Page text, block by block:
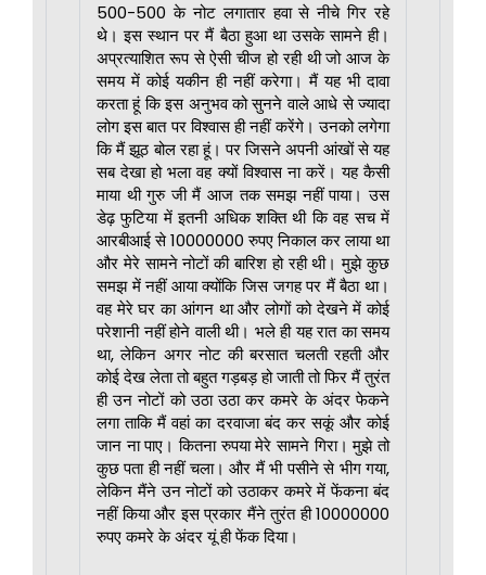
500-500 के नोट लगातार हवा से नीचे गिर रहे
थे। इस स्थान पर मैं बैठा हुआ था उसके सामने ही।
अप्रत्याशित रूप से ऐसी चीज हो रही थी जो आज के
समय में कोई यकीन ही नहीं करेगा। मैं यह भी दावा
करता हूं कि इस अनुभव को सुनने वाले आधे से ज्यादा
लोग इस बात पर विश्वास ही नहीं करेंगे। उनको लगेगा
कि मैं झूठ बोल रहा हूं। पर जिसने अपनी आंखों से यह
सब देखा हो भला वह क्यों विश्वास ना करें। यह कैसी
माया थी गुरु जी मैं आज तक समझ नहीं पाया। उस
डेढ़ फुटिया में इतनी अधिक शक्ति थी कि वह सच में
आरबीआई से 10000000 रुपए निकाल कर लाया था
और मेरे सामने नोटों की बारिश हो रही थी। मुझे कुछ
समझ में नहीं आया क्योंकि जिस जगह पर मैं बैठा था।
वह मेरे घर का आंगन था और लोगों को देखने में कोई
परेशानी नहीं होने वाली थी। भले ही यह रात का समय
था, लेकिन अगर नोट की बरसात चलती रहती और
कोई देख लेता तो बहुत गड़बड़ हो जाती तो फिर मैं तुरंत
ही उन नोटों को उठा उठा कर कमरे के अंदर फेकने
लगा ताकि मैं वहां का दरवाजा बंद कर सकूं और कोई
जान ना पाए। कितना रुपया मेरे सामने गिरा। मुझे तो
कुछ पता ही नहीं चला। और मैं भी पसीने से भीग गया,
लेकिन मैंने उन नोटों को उठाकर कमरे में फेंकना बंद
नहीं किया और इस प्रकार मैंने तुरंत ही 10000000
रुपए कमरे के अंदर यूं ही फेंक दिया।